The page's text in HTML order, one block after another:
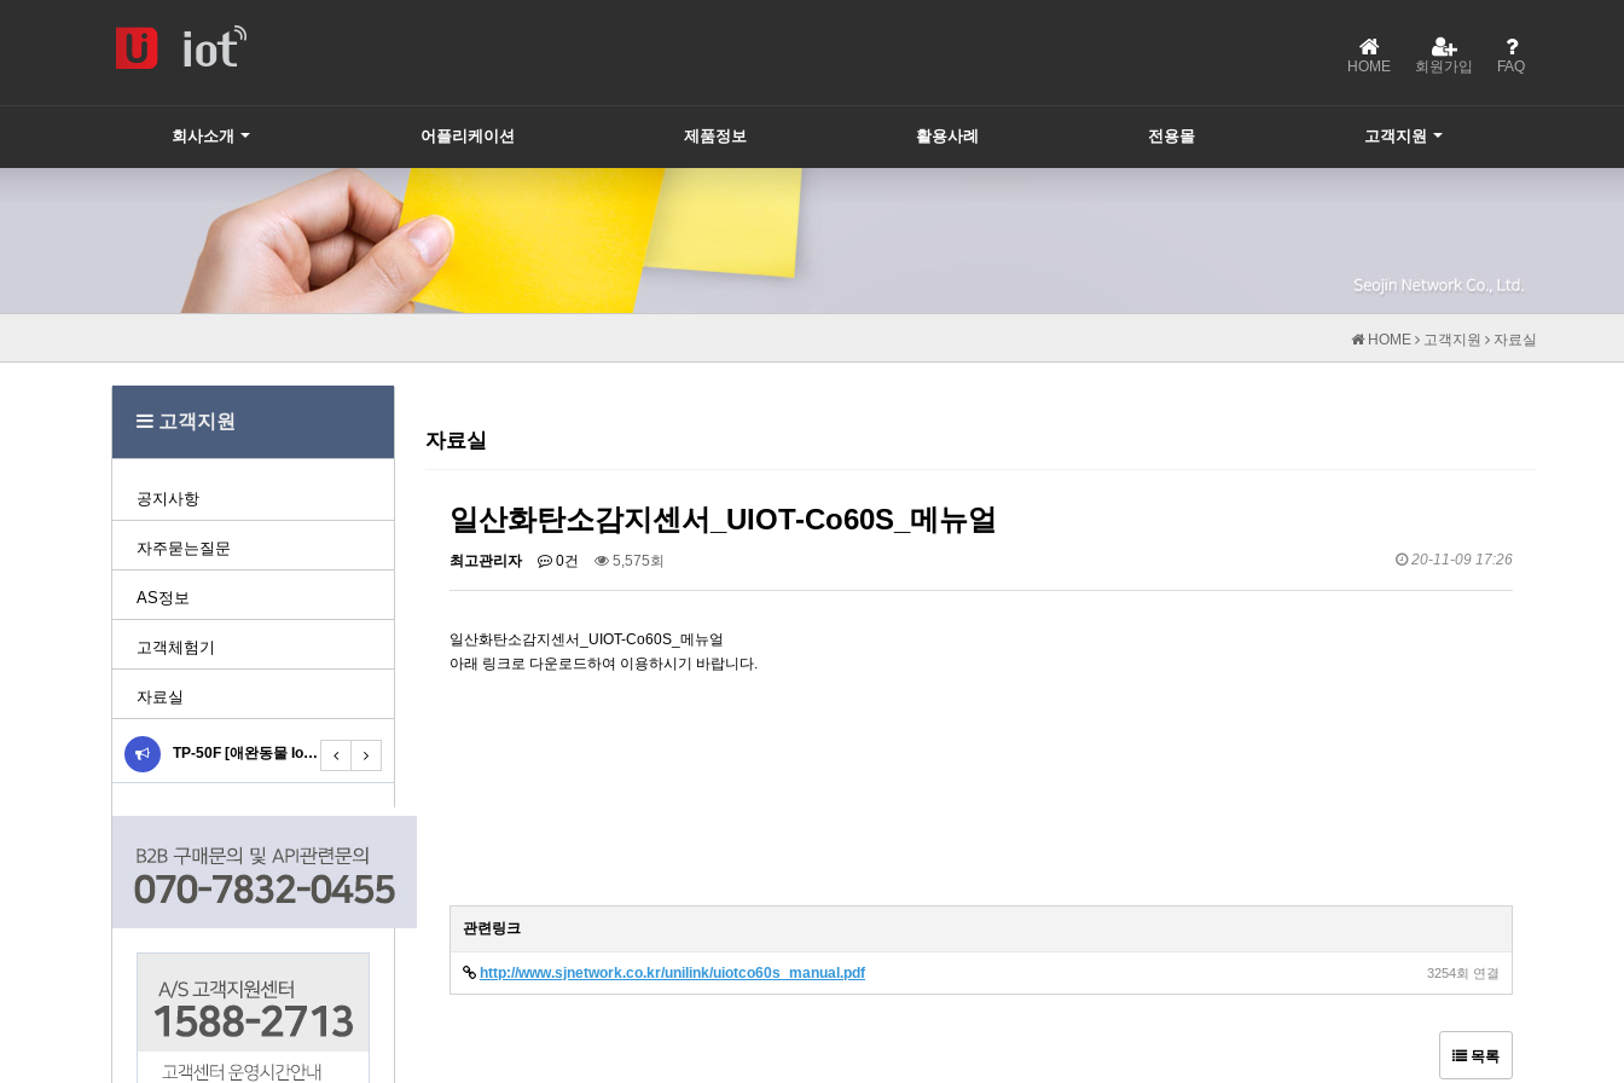
HOME 회원가입 FAQ
회사소개 어플리케이션 제품정보 활용사례 전용몰
고객지원
HOME 고객지원 자료실
자료실
일산화탄소감지센서_UIOT-Co60S_메뉴얼
최고관리자 0건 5,575회 20-11-09 17:26
일산화탄소감지센서_UIOT-Co60S_메뉴얼
아래 링크로 다운로드하여 이용하시기 바랍니다.
관련링크
http://www.sjnetwork.co.kr/unilink/uiotco60s_manual.pdf 3254회 연결
목록
고객지원
공지사항
자주묻는질문
AS정보
고객체험기
자료실
다나와 광고 런칭 UIOT스… TP-50F [애완동물 Io…